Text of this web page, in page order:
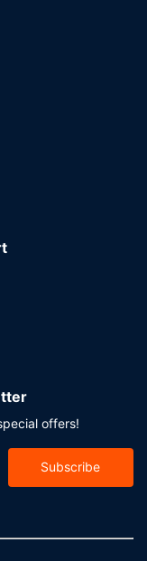
gdzie możesz
recepcja
centrum
o łącznej
parkowanie (za
offers!
Subscribe